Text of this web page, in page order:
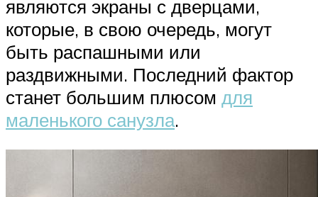
являются экраны с дверцами,
которые, в свою очередь, могут
быть распашными или
раздвижными. Последний фактор
станет большим плюсом для
маленького санузла.